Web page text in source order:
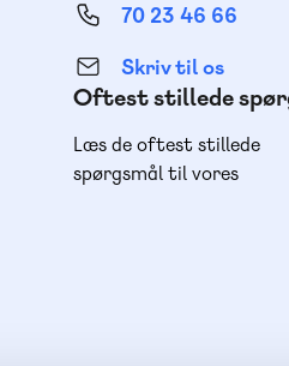
70 23 46 66
Skriv til os
Oftest stillede
Læs de oftest stillede
spørgsmål til vores